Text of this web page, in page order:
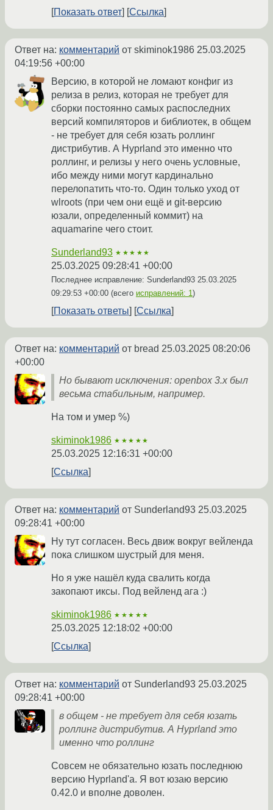
Показать ответ Ссылка
Ответ на: комментарий от skiminok1986 25.03.2025
04:19:56 +00:00
Версию, в которой не ломают конфиг из
релиза в релиз, которая не требует для
сборки постоянно самых распоследних
версий компиляторов и библиотек, в общем
- не требует для себя юзать роллинг
дистрибутив. А Hyprland это именно что
роллинг, и релизы у него очень условные,
ибо между ними могут кардинально
перелопатить что-то. Один только уход от
wlroots (при чем они ещё и git-версию
юзали, определенный коммит) на
aquamarine чего стоит.
Sunderland93 ★★★★★
25.03.2025 09:28:41 +00:00
Последнее исправление: Sunderland93 25.03.2025
09:29:53 +00:00 (всего исправлений: 1)
Показать ответы Ссылка
Ответ на: комментарий от bread 25.03.2025 08:20:06
+00:00
Но бывают исключения: openbox 3.х был
весьма стабильным, например.
На том и умер %)
skiminok1986 ★★★★★
25.03.2025 12:16:31 +00:00
Ссылка
Ответ на: комментарий от Sunderland93 25.03.2025
09:28:41 +00:00
Ну тут согласен. Весь движ вокруг вейленда
пока слишком шустрый для меня.
Но я уже нашёл куда свалить когда
закопают иксы. Под вейленд ага :)
skiminok1986 ★★★★★
25.03.2025 12:18:02 +00:00
Ссылка
Ответ на: комментарий от Sunderland93 25.03.2025
09:28:41 +00:00
в общем - не требует для себя юзать
роллинг дистрибутив. А Hyprland это
именно что роллинг
Совсем не обязательно юзать последнюю
версию Hyprland'а. Я вот юзаю версию
0.42.0 и вполне доволен.